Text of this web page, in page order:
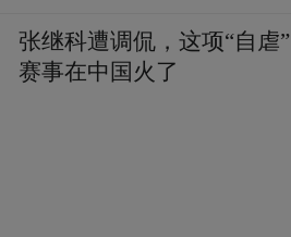
张继科遭调侃，这项“自虐”
赛事在中国火了